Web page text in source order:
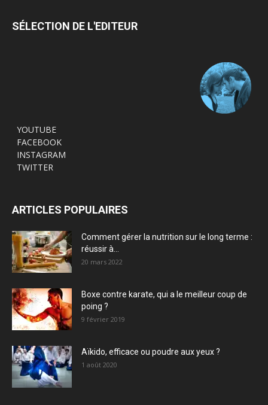
SÉLECTION DE L'EDITEUR
YOUTUBE
FACEBOOK
INSTAGRAM
TWITTER
ARTICLES POPULAIRES
Comment gérer la nutrition sur le long terme :
réussir à...
20 mars 2022
Boxe contre karate, qui a le meilleur coup de
poing ?
9 février 2019
Aïkido, efficace ou poudre aux yeux ?
1 août 2020